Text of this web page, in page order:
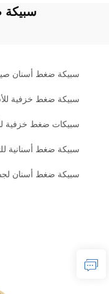
سبيكة
سبيكة ضغط أسنان
سبيكة ضغط خزفية
سبيكات ضغط خزفية
سبيكة ضغط أسنانية
سبيكة ضغط أسنان